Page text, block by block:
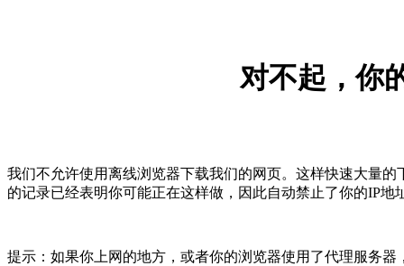
对不起，你
我们不允许使用离线浏览器下载我们的网页。这样快速大量
的记录已经表明你可能正在这样做，因此自动禁止了你的IP
提示：如果你上网的地方，或者你的浏览器使用了代理服务